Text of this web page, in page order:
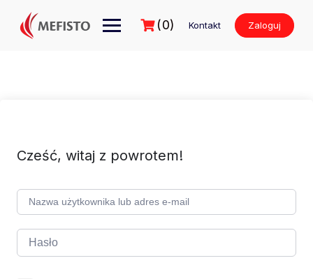
treści
(0) Kontakt Zaloguj
Cześć, witaj z powrotem!